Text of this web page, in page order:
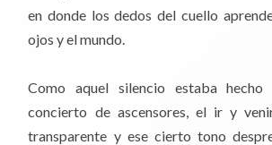
en donde los dedos del cuello
ojos y el mundo.
Como aquel silencio estaba hecho
concierto de ascensores, el ir y
transparente y ese cierto tono